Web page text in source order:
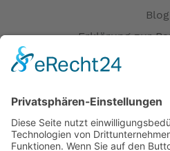
Blog
Erklärung zur